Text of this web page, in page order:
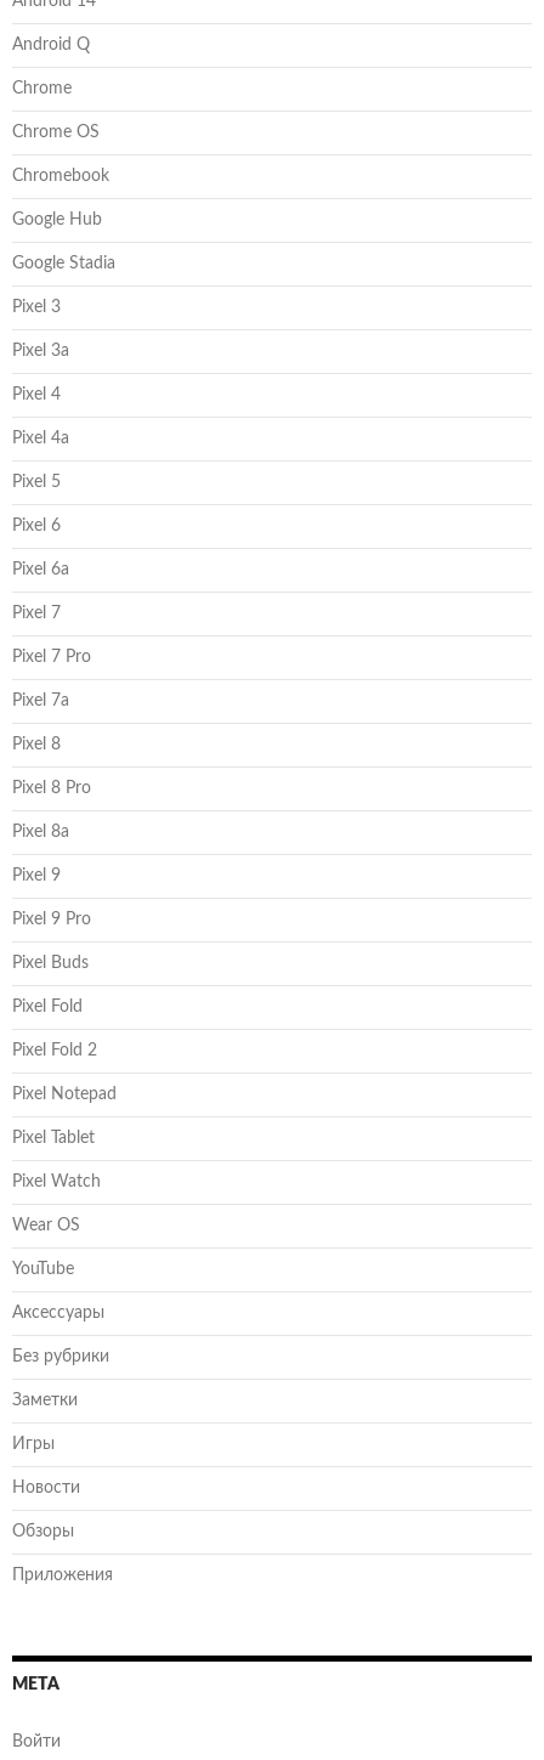
Android Q
Chrome
Chrome OS
Chromebook
Google Hub
Google Stadia
Pixel 3
Pixel 3a
Pixel 4
Pixel 4a
Pixel 5
Pixel 6
Pixel 6a
Pixel 7
Pixel 7 Pro
Pixel 7a
Pixel 8
Pixel 8 Pro
Pixel 8a
Pixel 9
Pixel 9 Pro
Pixel Buds
Pixel Fold
Pixel Fold 2
Pixel Notepad
Pixel Tablet
Pixel Watch
Wear OS
YouTube
Аксессуары
Без рубрики
Заметки
Игры
Новости
Обзоры
Приложения
МЕТА
Войти